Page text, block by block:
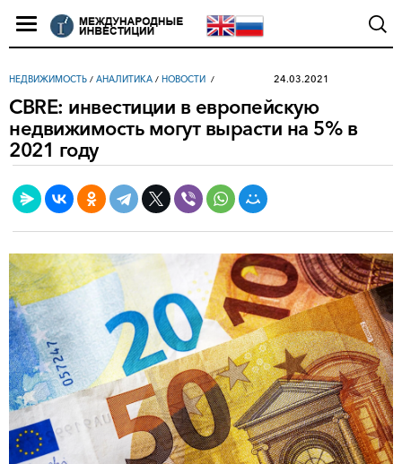
НЕДВИЖИМОСТЬ / АНАЛИТИКА / НОВОСТИ 24.03.2021
CBRE: инвестиции в европейскую
недвижимость могут вырасти на 5% в
2021 году